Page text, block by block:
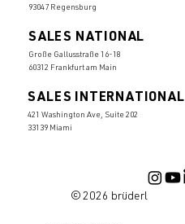
93047 Regensburg
SALES NATIONAL
Große Gallusstraße 16-18
60312 Frankfurt am Main
SALES INTERNATIONAL
421 Washington Ave, Suite 202
33139 Miami
© 2026 brüderl